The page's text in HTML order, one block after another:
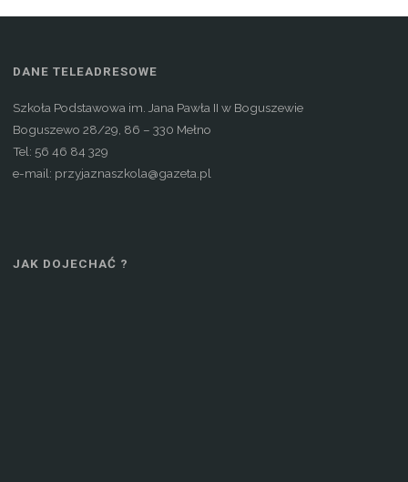
DANE TELEADRESOWE
Szkoła Podstawowa im. Jana Pawła II w Boguszewie
Boguszewo 28/29, 86 – 330 Mełno
Tel: 56 46 84 329
e-mail: przyjaznaszkola@gazeta.pl
JAK DOJECHAĆ ?